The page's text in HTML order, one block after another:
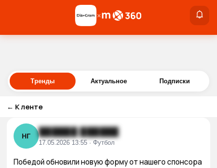
Войти
×
Тренды Актуальное Подписки
← К ленте
НГ ██████ ██████
17.05.2026 13:55 · Футбол
Победой обновили новую форму от нашего спонсора